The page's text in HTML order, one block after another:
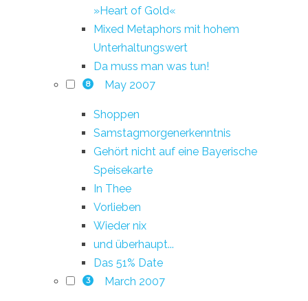
»Heart of Gold«
Mixed Metaphors mit hohem
Unterhaltungswert
Da muss man was tun!
8 May 2007
Shoppen
Samstagmorgenerkenntnis
Gehört nicht auf eine Bayerische
Speisekarte
In Thee
Vorlieben
Wieder nix
und überhaupt...
Das 51% Date
3 March 2007